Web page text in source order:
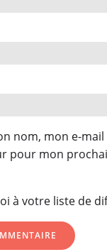
nom, mon e-
pour mon
à votre liste de